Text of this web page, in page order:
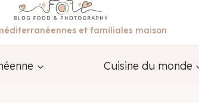
et familiales maison
Cuisine du monde